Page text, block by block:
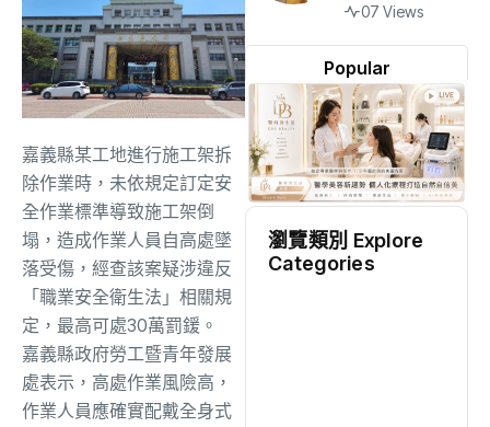
嘉義縣某工地進行施工架拆
除作業時，未依規定訂定安
全作業標準導致施工架倒
塌，造成作業人員自高處墜
落受傷，經查該案疑涉違反
「職業安全衛生法」相關規
定，最高可處30萬罰鍰。
嘉義縣政府勞工暨青年發展
處表示，高處作業風險高，
作業人員應確實配戴全身式
Popular
07 Views
瀏覽類別 Explore
Categories